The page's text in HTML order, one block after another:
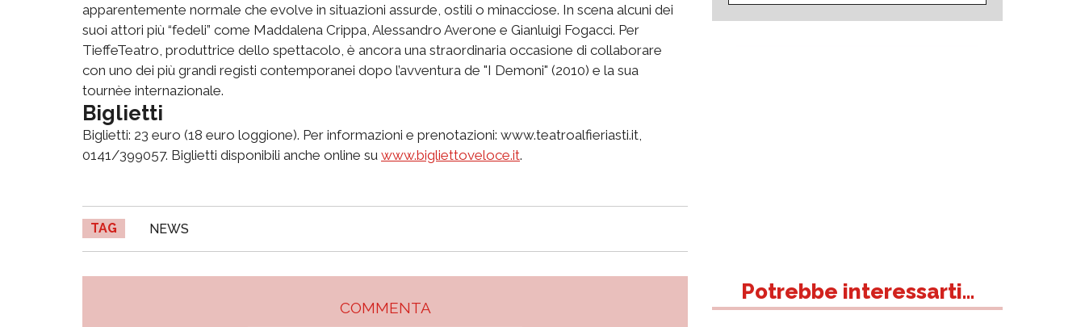
apparentemente normale che evolve in situazioni assurde, ostili o minacciose. In scena alcuni dei
suoi attori più “fedeli” come Maddalena Crippa, Alessandro Averone e Gianluigi Fogacci. Per
TieffeTeatro, produttrice dello spettacolo, è ancora una straordinaria occasione di collaborare
con uno dei più grandi registi contemporanei dopo l’avventura de "I Demoni" (2010) e la sua
tournèe internazionale.
Biglietti
Biglietti: 23 euro (18 euro loggione). Per informazioni e prenotazioni: www.teatroalfieriasti.it,
0141/399057. Biglietti disponibili anche online su www.bigliettoveloce.it.
TAG NEWS
COMMENTA
Potrebbe interessarti...